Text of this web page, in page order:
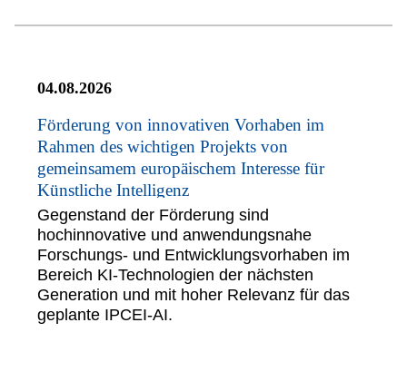
04.08.2026
Förderung von innovativen Vorhaben im
Rahmen des wichtigen Projekts von
gemeinsamem europäischem Interesse für
Künstliche Intelligenz
Gegenstand der Förderung sind
hochinnovative und anwendungsnahe
Forschungs- und Entwicklungsvorhaben im
Bereich KI-Technologien der nächsten
Generation und mit hoher Relevanz für das
geplante IPCEI-AI.